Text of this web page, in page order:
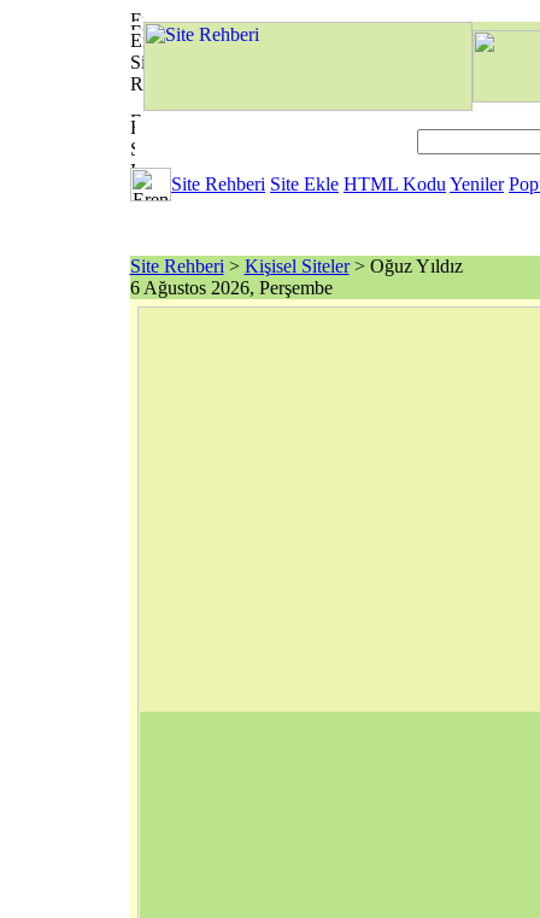
Site Rehberi Site Ekle HTML Kodu Yeniler
Site Rehberi > Kişisel Siteler> Oğuz Yıldız
6 Ağustos 2026, Perşembe